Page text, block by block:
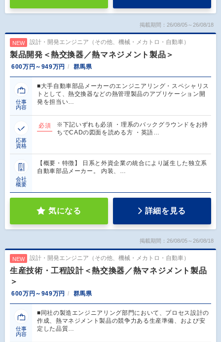
掲載期間：26/08/05～26/08/18
NEW 設計・開発エンジニア（その他、機械・メカトロ・自動車）
製品開発＜熱交換器／熱マネジメント製品＞
600万円～949万円 群馬県
仕事
内容
■大手自動車部品メーカーのエンジニアリング・スペシャリス
トとして、熱交換器などの熱管理製品のアプリケーション開
発を担当い…
応募
資格
必須
※下記いずれも必須 ・理系のバックグラウンドをお持
ちでCADの図面を読める方 ・英語…
会社
概要
【概要・特徴】 日系と外資企業の統合により誕生した独立系
自動車部品メーカー。 内装、…
気になる 詳細を見る
掲載期間：26/08/05～26/08/18
NEW 設計・開発エンジニア（その他、機械・メカトロ・自動車）
生産技術・工程設計＜熱交換器／熱マネジメント製品
＞
600万円～949万円 群馬県
仕事
内容
■同社の製造エンジニアリング部門において、プロセス設計の
作成、熱マネジメント製品の競争力ある生産準備、および安
定した品質…